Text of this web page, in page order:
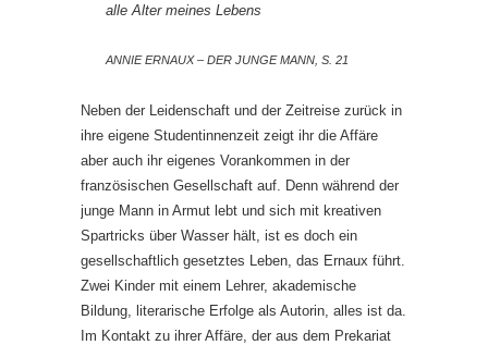
alle Alter meines Lebens
ANNIE ERNAUX – DER JUNGE MANN, S. 21
Neben der Leidenschaft und der Zeitreise zurück in
ihre eigene Studentinnenzeit zeigt ihr die Affäre
aber auch ihr eigenes Vorankommen in der
französischen Gesellschaft auf. Denn während der
junge Mann in Armut lebt und sich mit kreativen
Spartricks über Wasser hält, ist es doch ein
gesellschaftlich gesetztes Leben, das Ernaux führt.
Zwei Kinder mit einem Lehrer, akademische
Bildung, literarische Erfolge als Autorin, alles ist da.
Im Kontakt zu ihrer Affäre, der aus dem Prekariat